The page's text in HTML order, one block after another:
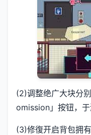
(2)调整绝广大块分
omission」按钮，于
(3)修復开启背包拥